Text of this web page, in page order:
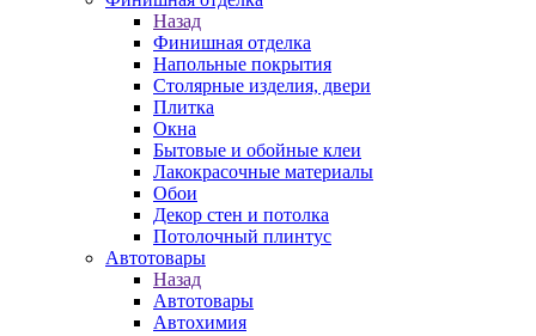
Назад
Финишная отделка
Напольные покрытия
Столярные изделия, двери
Плитка
Окна
Бытовые и обойные клеи
Лакокрасочные материалы
Обои
Декор стен и потолка
Потолочный плинтус
Автотовары
Назад
Автотовары
Автохимия